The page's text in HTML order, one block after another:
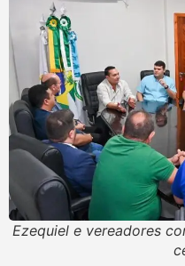
Ezequiel e vereadores